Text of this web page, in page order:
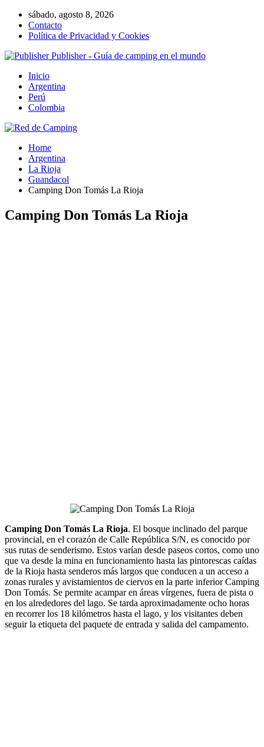
sábado, agosto 8, 2026
Contacto
Política de Privacidad y Cookies
Publisher - Guía de camping en el mundo
Inicio
Argentina
Perú
Colombia
Home
Argentina
La Rioja
Guandacol
Camping Don Tomás La Rioja
Camping Don Tomás La Rioja
Camping Don Tomás La Rioja. El bosque inclinado del parque
provincial, en el corazón de Calle República S/N, es conocido por
sus rutas de senderismo. Estos varían desde paseos cortos, como uno
que va desde la mina en funcionamiento hasta las pintorescas caídas
de la Rioja hasta senderos más largos que conducen a un acceso a
zonas rurales y avistamientos de ciervos en la parte inferior Camping
Don Tomás. Se permite acampar en áreas vírgenes, fuera de pista o
en los alrededores del lago. Se tarda aproximadamente ocho horas
en recorrer los 18 kilómetros hasta el lago, y los visitantes deben
seguir la etiqueta del paquete de entrada y salida del campamento.